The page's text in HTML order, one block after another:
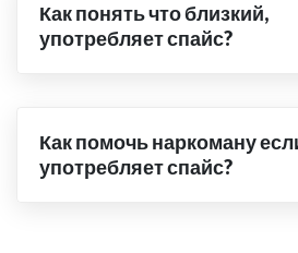
Как понять что близкий,
употребляет спайс?
Как помочь наркоману
употребляет спайс?